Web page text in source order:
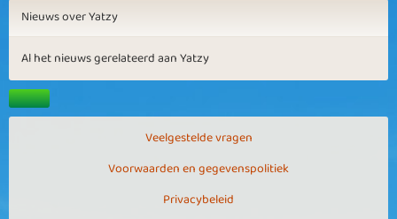
Nieuws over Yatzy
Al het nieuws gerelateerd aan Yatzy
Veelgestelde vragen
Voorwaarden en gegevenspolitiek
Privacybeleid